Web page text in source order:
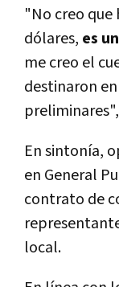
"No creo
dólares, es
me creo el
destinaron
En sintonía,
en General
contrato de
local.